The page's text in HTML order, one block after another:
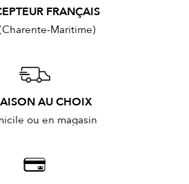
FRANÇAIS
Maritime)
AU CHOIX
ou en magasin